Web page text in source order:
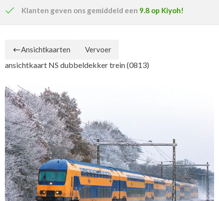
Klanten geven ons gemiddeld een 9.8 op Kiyoh!
Ansichtkaarten Vervoer
ansichtkaart NS dubbeldekker trein (0813)